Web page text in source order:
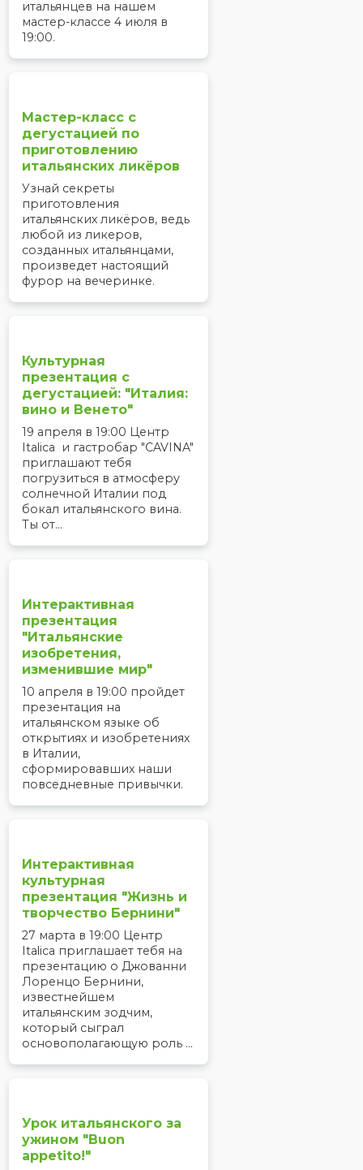
итальянцев на нашем
мастер-классе 4 июля в
19:00.
Мастер-класс с
дегустацией по
приготовлению
итальянских ликёров
Узнай секреты
приготовления
итальянских ликёров, ведь
любой из ликеров,
созданных итальянцами,
произведет настоящий
фурор на вечеринке.
Культурная
презентация с
дегустацией: "Италия:
вино и Венето"
19 апреля в 19:00 Центр
Italica и гастробар "CAVINA"
приглашают тебя
погрузиться в атмосферу
солнечной Италии под
бокал итальянского вина.
Ты от...
Интерактивная
презентация
"Итальянские
изобретения,
изменившие мир"
10 апреля в 19:00 пройдет
презентация на
итальянском языке об
открытиях и изобретениях
в Италии,
сформировавших наши
повседневные привычки.
Интерактивная
культурная
презентация "Жизнь и
творчество Бернини"
27 марта в 19:00 Центр
Italica приглашает тебя на
презентацию о Джованни
Лоренцо Бернини,
известнейшем
итальянским зодчим,
который сыграл
основополагающую роль ...
Урок итальянского за
ужином "Buon
appetito!"